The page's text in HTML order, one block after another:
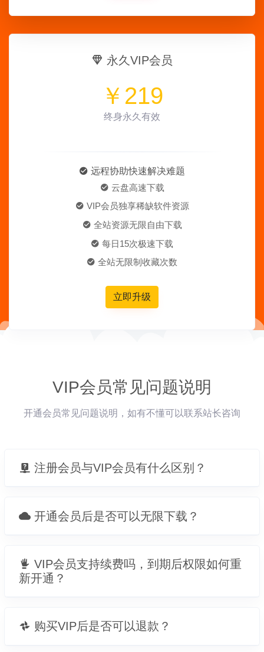
永久VIP会员
￥ 219
终身永久有效
远程协助快速解决难题
云盘高速下载
VIP会员独享稀缺软件资源
全站资源无限自由下载
每日15次极速下载
全站无限制收藏次数
立即升级
VIP会员常见问题说明
开通会员常见问题说明，如有不懂可以联系站长咨询
注册会员与VIP会员有什么区别？
开通会员后是否可以无限下载？
VIP会员支持续费吗，到期后权限如何重
新开通？
购买VIP后是否可以退款？